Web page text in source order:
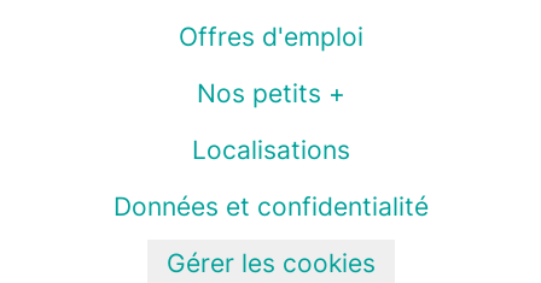
Offres d'emploi
Nos petits +
Localisations
Données et confidentialité
Gérer les cookies